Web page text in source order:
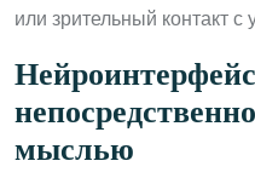
или зрительный контакт
мыслью